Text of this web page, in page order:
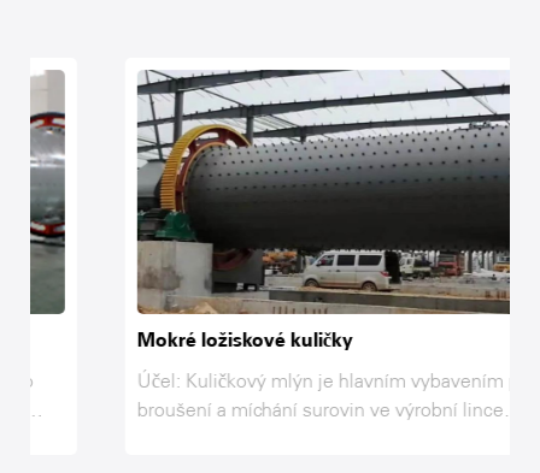
celého nárůstu, aby se zabránilo
materiálu 磞 磞 Materiál, který má za
následek špatný propuštění
8. Řídicí systém přijímá výpočetní
jednotku AD čipu Spojených států,
rychlost akvizice je rychlá, vážení je
přesná, stabilní a spolehlivá a vážící
tělo přijímá strukturu s dvojitou
Mokré ložiskové kuličky
Účel: Kuličkový mlýn je hlavním vybavením pro
broušení a míchání surovin ve výrobní lince